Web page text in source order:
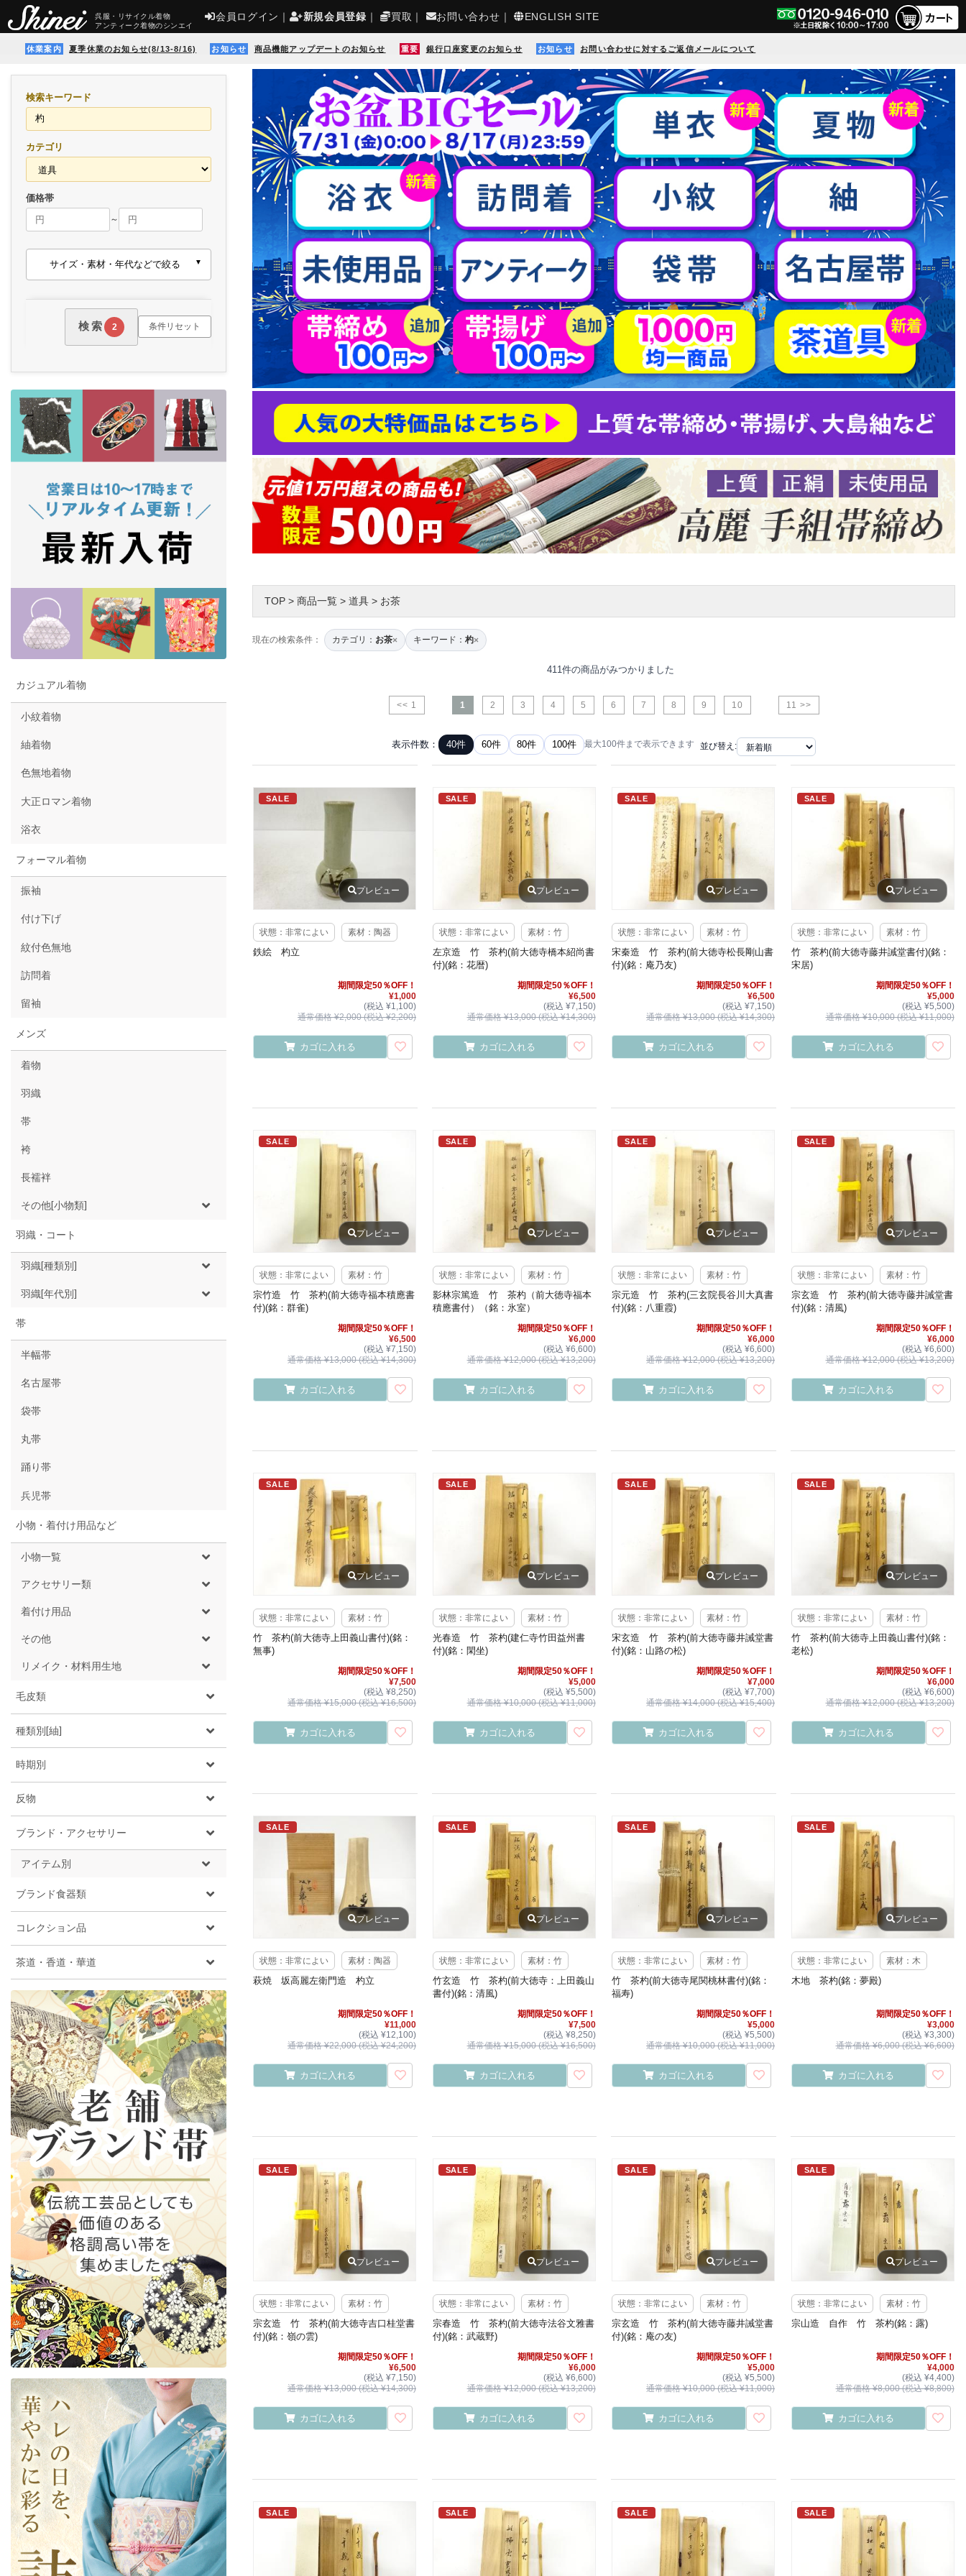
呉服・リサイクル着物
アンティーク着物のシンエイ
会員ログイン ｜ 新規会員登録 ｜ 買取 ｜ お問い合わせ ｜ ENGLISH SITE
休業案内 夏季休業のお知らせ(8/13-8/16) お知らせ 商品機能アップデートのお知らせ 重要 銀行口座変更のお知らせ お知らせ お問い合わせに対するご返信メールについて
検索キーワード
カテゴリ
価格帯
～
サイズ・素材・年代などで絞る
検索 2 条件リセット
カジュアル着物
小紋着物
紬着物
色無地着物
大正ロマン着物
浴衣
フォーマル着物
振袖
付け下げ
紋付色無地
訪問着
留袖
メンズ
着物
羽織
帯
袴
長襦袢
その他[小物類]
羽織・コート
羽織[種類別]
羽織[年代別]
帯
半幅帯
名古屋帯
袋帯
丸帯
踊り帯
兵児帯
小物・着付け用品など
小物一覧
アクセサリー類
着付け用品
その他
リメイク・材料用生地
毛皮類
種類別[紬]
時期別
反物
ブランド・アクセサリー
アイテム別
ブランド食器類
コレクション品
茶道・香道・華道
TOP > 商品一覧 > 道具 > お茶
現在の検索条件： カテゴリ： お茶× キーワード： 杓×
411件の商品がみつかりました
<< 1 1 2 3 4 5 6 7 8 9 10 11 >>
表示件数： 40件 60件 80件 100件 最大100件まで表示できます 並び替え:
SALE
プレビュー
状態：非常によい 素材：陶器
鉄絵 杓立
期間限定50％OFF！
¥1,000
(税込 ¥1,100)
通常価格 ¥2,000 (税込 ¥2,200)
カゴに入れる
SALE
プレビュー
状態：非常によい 素材：竹
左京造 竹 茶杓(前大徳寺橋本紹尚書
付)(銘：花暦)
期間限定50％OFF！
¥6,500
(税込 ¥7,150)
通常価格 ¥13,000 (税込 ¥14,300)
カゴに入れる
SALE
プレビュー
状態：非常によい 素材：竹
宋秦造 竹 茶杓(前大徳寺松長剛山書
付)(銘：庵乃友)
期間限定50％OFF！
¥6,500
(税込 ¥7,150)
通常価格 ¥13,000 (税込 ¥14,300)
カゴに入れる
SALE
プレビュー
状態：非常によい 素材：竹
竹 茶杓(前大徳寺藤井誡堂書付)(銘：
宋居)
期間限定50％OFF！
¥5,000
(税込 ¥5,500)
通常価格 ¥10,000 (税込 ¥11,000)
カゴに入れる
SALE
プレビュー
状態：非常によい 素材：竹
宗竹造 竹 茶杓(前大徳寺福本積應書
付)(銘：群雀)
期間限定50％OFF！
¥6,500
(税込 ¥7,150)
通常価格 ¥13,000 (税込 ¥14,300)
カゴに入れる
SALE
プレビュー
状態：非常によい 素材：竹
影林宗篤造 竹 茶杓（前大徳寺福本
積應書付）（銘：氷室）
期間限定50％OFF！
¥6,000
(税込 ¥6,600)
通常価格 ¥12,000 (税込 ¥13,200)
カゴに入れる
SALE
プレビュー
状態：非常によい 素材：竹
宗元造 竹 茶杓(三玄院長谷川大真書
付)(銘：八重霞)
期間限定50％OFF！
¥6,000
(税込 ¥6,600)
通常価格 ¥12,000 (税込 ¥13,200)
カゴに入れる
SALE
プレビュー
状態：非常によい 素材：竹
宗玄造 竹 茶杓(前大徳寺藤井誡堂書
付)(銘：清風)
期間限定50％OFF！
¥6,000
(税込 ¥6,600)
通常価格 ¥12,000 (税込 ¥13,200)
カゴに入れる
SALE
プレビュー
状態：非常によい 素材：竹
竹 茶杓(前大徳寺上田義山書付)(銘：
無事)
期間限定50％OFF！
¥7,500
(税込 ¥8,250)
通常価格 ¥15,000 (税込 ¥16,500)
カゴに入れる
SALE
プレビュー
状態：非常によい 素材：竹
光春造 竹 茶杓(建仁寺竹田益州書
付)(銘：閑坐)
期間限定50％OFF！
¥5,000
(税込 ¥5,500)
通常価格 ¥10,000 (税込 ¥11,000)
カゴに入れる
SALE
プレビュー
状態：非常によい 素材：竹
宋玄造 竹 茶杓(前大徳寺藤井誡堂書
付)(銘：山路の松)
期間限定50％OFF！
¥7,000
(税込 ¥7,700)
通常価格 ¥14,000 (税込 ¥15,400)
カゴに入れる
SALE
プレビュー
状態：非常によい 素材：竹
竹 茶杓(前大徳寺上田義山書付)(銘：
老松)
期間限定50％OFF！
¥6,000
(税込 ¥6,600)
通常価格 ¥12,000 (税込 ¥13,200)
カゴに入れる
SALE
プレビュー
状態：非常によい 素材：陶器
萩焼 坂高麗左衛門造 杓立
期間限定50％OFF！
¥11,000
(税込 ¥12,100)
通常価格 ¥22,000 (税込 ¥24,200)
カゴに入れる
SALE
プレビュー
状態：非常によい 素材：竹
竹玄造 竹 茶杓(前大徳寺：上田義山
書付)(銘：清風)
期間限定50％OFF！
¥7,500
(税込 ¥8,250)
通常価格 ¥15,000 (税込 ¥16,500)
カゴに入れる
SALE
プレビュー
状態：非常によい 素材：竹
竹 茶杓(前大徳寺尾関桃林書付)(銘：
福寿)
期間限定50％OFF！
¥5,000
(税込 ¥5,500)
通常価格 ¥10,000 (税込 ¥11,000)
カゴに入れる
SALE
プレビュー
状態：非常によい 素材：木
木地 茶杓(銘：夢殿)
期間限定50％OFF！
¥3,000
(税込 ¥3,300)
通常価格 ¥6,000 (税込 ¥6,600)
カゴに入れる
SALE
プレビュー
状態：非常によい 素材：竹
宗玄造 竹 茶杓(前大徳寺吉口桂堂書
付)(銘：嶺の雲)
期間限定50％OFF！
¥6,500
(税込 ¥7,150)
通常価格 ¥13,000 (税込 ¥14,300)
カゴに入れる
SALE
プレビュー
状態：非常によい 素材：竹
宗春造 竹 茶杓(前大徳寺法谷文雅書
付)(銘：武蔵野)
期間限定50％OFF！
¥6,000
(税込 ¥6,600)
通常価格 ¥12,000 (税込 ¥13,200)
カゴに入れる
SALE
プレビュー
状態：非常によい 素材：竹
宗玄造 竹 茶杓(前大徳寺藤井誡堂書
付)(銘：庵の友)
期間限定50％OFF！
¥5,000
(税込 ¥5,500)
通常価格 ¥10,000 (税込 ¥11,000)
カゴに入れる
SALE
プレビュー
状態：非常によい 素材：竹
宗山造 自作 竹 茶杓(銘：露)
期間限定50％OFF！
¥4,000
(税込 ¥4,400)
通常価格 ¥8,000 (税込 ¥8,800)
カゴに入れる
SALE SALE SALE SALE